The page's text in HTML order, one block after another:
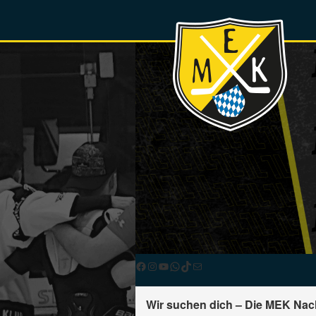
Facebook
Instagram
YouTube
WhatsApp
TikTok
E-Mail
Wir suchen dich – Die MEK